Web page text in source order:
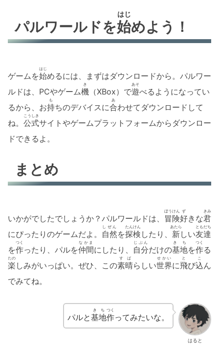
パルワールドを始
はじ
めよう！
ゲームを始
はじ
めるには、まずはダウンロードから。パルワー
ルドは、PCやゲーム機
き
（XBox）で遊
あそ
べるようになってい
るから、お持
も
ちのデバイスに合
あ
わせてダウンロードして
ね。 公式
こうしき
サイトやゲームプラットフォームからダウンロー
ドできるよ。
まとめ
いかがでしたでしょうか？パルワールドは、 冒険
ぼうけん
好
ず
きな君
きみ
にぴったりのゲームだよ。 自然
しぜん
を探検
たんけん
したり、 新
あたら
しい友達
ともだち
を作
つく
ったり、パルを仲間
なかま
にしたり、 自分
じぶん
だけの基地
き ち
を作
つく
る
楽
たの
しみがいっぱい。ぜひ、この素晴
すば
らしい世界
せかい
に飛
と
び込
こ
ん
でみてね。
はると
パルと基地
きち
作
つく
ってみたいな。